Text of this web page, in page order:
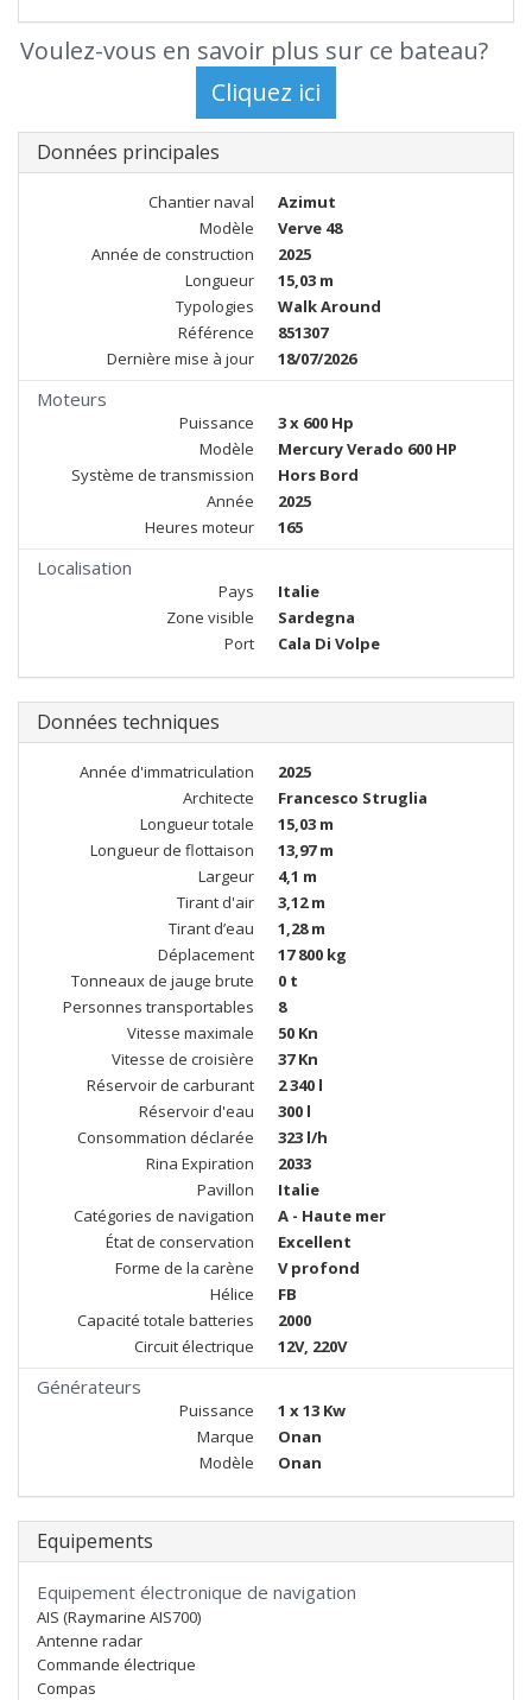
Voulez-vous en savoir plus sur ce bateau?
Données principales
Chantier naval
Azimut
Modèle
Verve 48
Année de construction
2025
Longueur
15,03 m
Typologies
Walk Around
Référence
851307
Dernière mise à jour
18/07/2026
Moteurs
Puissance
3 x 600 Hp
Modèle
Mercury Verado 600 HP
Système de transmission
Hors Bord
Année
2025
Heures moteur
165
Localisation
Pays
Italie
Zone visible
Sardegna
Port
Cala Di Volpe
Données techniques
Année d'immatriculation
2025
Architecte
Francesco Struglia
Longueur totale
15,03 m
Longueur de flottaison
13,97 m
Largeur
4,1 m
Tirant d'air
3,12 m
Tirant d’eau
1,28 m
Déplacement
17 800 kg
Tonneaux de jauge brute
0 t
Personnes transportables
8
Vitesse maximale
50 Kn
Vitesse de croisière
37 Kn
Réservoir de carburant
2 340 l
Réservoir d'eau
300 l
Consommation déclarée
323 l/h
Rina Expiration
2033
Pavillon
Italie
Catégories de navigation
A - Haute mer
État de conservation
Excellent
Forme de la carène
V profond
Hélice
FB
Capacité totale batteries
2000
Circuit électrique
12V, 220V
Générateurs
Puissance
1 x 13 Kw
Marque
Onan
Modèle
Onan
Equipements
Equipement électronique de navigation
AIS (Raymarine AIS700)
Antenne radar
Commande électrique
Compas